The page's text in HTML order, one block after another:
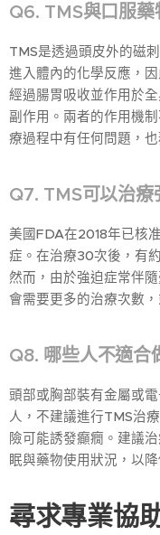
Q6. TMS與口服藥
TMS是透過頭皮外的磁
進入體內的化學反應，
經過腸胃吸收並作用於
副作用。兩者的作用機
療過程中有任何問題，
Q7. TMS可以治療
美國FDA在2018年已核
症。在治療30次後，有
然而，由於強迫症常伴
會需要更多的治療次數
Q8. 哪些人不適合
頭部或胸部裝有金屬或
人，不建議進行TMS治
險可能誘發癲癇。建議
眠與藥物使用狀況，以
尋求專業協